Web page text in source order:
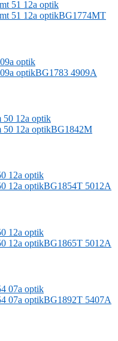
BG1774MT
BG1783 4909A
BG1842M
BG1854T 5012A
BG1865T 5012A
BG1892T 5407A